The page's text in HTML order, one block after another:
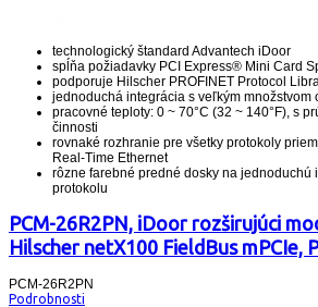
technologický štandard Advantech iDoor
spĺňa požiadavky PCI Express® Mini Card
podporuje Hilscher PROFINET Protocol
jednoduchá integrácia s veľkým množstvom
pracovné teploty: 0 ~ 70°C (32 ~ 140°F), s
činnosti
rovnaké rozhranie pre všetky protokoly
Real-Time Ethernet
rôzne farebné predné dosky na jednoduchú
protokolu
PCM-26R2PN, iDoor rozširujúci
Hilscher netX100 FieldBus mPCIe,
PCM-26R2PN
Podrobnosti